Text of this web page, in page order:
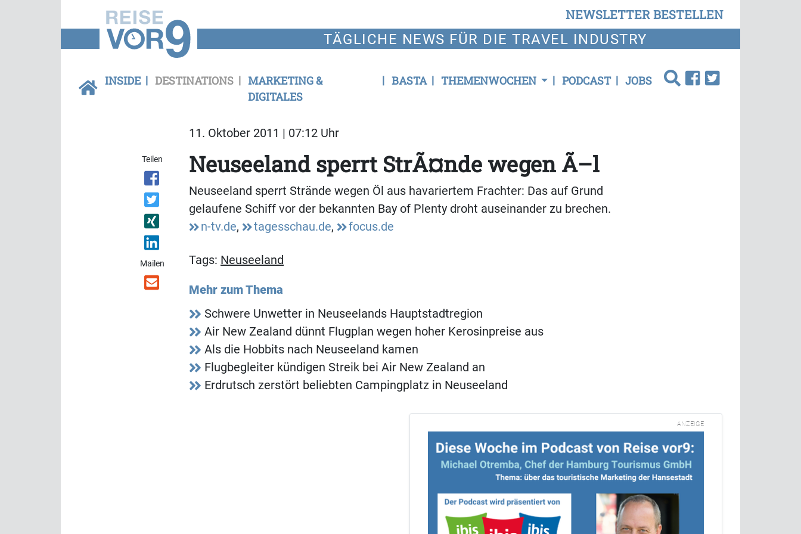
NEWSLETTER BESTELLEN
TÄGLICHE NEWS FÜR DIE TRAVEL INDUSTRY
INSIDE DESTINATIONS
MARKETING &
DIGITALES
BASTA THEMENWOCHEN PODCAST JOBS
11. Oktober 2011 | 07:12 Uhr
Teilen
Mailen
Neuseeland sperrt StrÃ¤nde wegen Ã–l
Neuseeland sperrt Strände wegen Öl aus havariertem Frachter: Das auf Grund
gelaufene Schiff vor der bekannten Bay of Plenty droht auseinander zu brechen.
n-tv.de, tagesschau.de, focus.de
Tags: Neuseeland
Mehr zum Thema
Schwere Unwetter in Neuseelands Hauptstadtregion
Air New Zealand dünnt Flugplan wegen hoher Kerosinpreise aus
Als die Hobbits nach Neuseeland kamen
Flugbegleiter kündigen Streik bei Air New Zealand an
Erdrutsch zerstört beliebten Campingplatz in Neuseeland
ANZEIGE